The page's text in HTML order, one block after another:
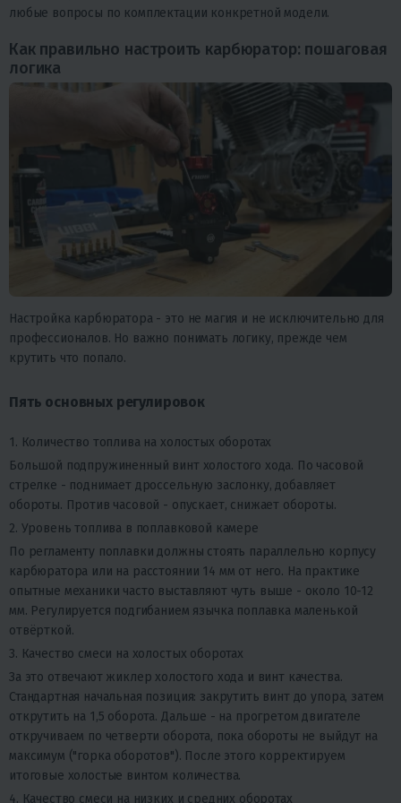
любые вопросы по комплектации конкретной модели.
Как правильно настроить карбюратор: пошаговая
логика
Настройка карбюратора - это не магия и не исключительно для
профессионалов. Но важно понимать логику, прежде чем
крутить что попало.
Пять основных регулировок
1. Количество топлива на холостых оборотах
Большой подпружиненный винт холостого хода. По часовой
стрелке - поднимает дроссельную заслонку, добавляет
обороты. Против часовой - опускает, снижает обороты.
2. Уровень топлива в поплавковой камере
По регламенту поплавки должны стоять параллельно корпусу
карбюратора или на расстоянии 14 мм от него. На практике
опытные механики часто выставляют чуть выше - около 10-12
мм. Регулируется подгибанием язычка поплавка маленькой
отвёрткой.
3. Качество смеси на холостых оборотах
За это отвечают жиклер холостого хода и винт качества.
Стандартная начальная позиция: закрутить винт до упора, затем
открутить на 1,5 оборота. Дальше - на прогретом двигателе
откручиваем по четверти оборота, пока обороты не выйдут на
максимум ("горка оборотов"). После этого корректируем
итоговые холостые винтом количества.
4. Качество смеси на низких и средних оборотах